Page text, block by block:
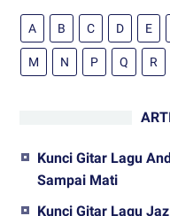
A B C D E
M N P Q R
Kunci Gitar Lagu
Sampai Mati
Kunci Gitar Lagu